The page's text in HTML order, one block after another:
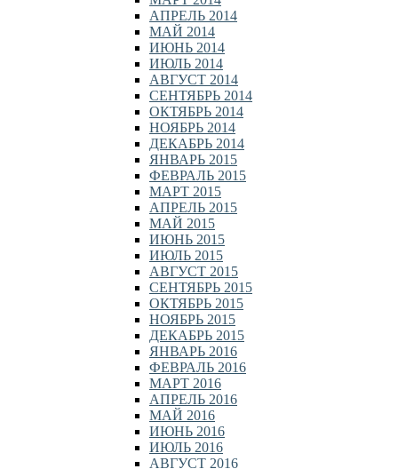
АПРЕЛЬ 2014
МАЙ 2014
ИЮНЬ 2014
ИЮЛЬ 2014
АВГУСТ 2014
СЕНТЯБРЬ 2014
ОКТЯБРЬ 2014
НОЯБРЬ 2014
ДЕКАБРЬ 2014
ЯНВАРЬ 2015
ФЕВРАЛЬ 2015
МАРТ 2015
АПРЕЛЬ 2015
МАЙ 2015
ИЮНЬ 2015
ИЮЛЬ 2015
АВГУСТ 2015
СЕНТЯБРЬ 2015
ОКТЯБРЬ 2015
НОЯБРЬ 2015
ДЕКАБРЬ 2015
ЯНВАРЬ 2016
ФЕВРАЛЬ 2016
МАРТ 2016
АПРЕЛЬ 2016
МАЙ 2016
ИЮНЬ 2016
ИЮЛЬ 2016
АВГУСТ 2016